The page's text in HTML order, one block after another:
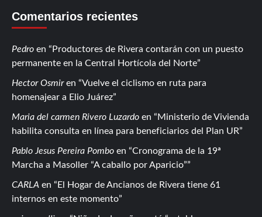
Comentarios recientes
Pedro en
Productores de Rivera contarán con un puesto
permanente en la Central Hortícola del Norte
Hector Osmiren
Vuelve el ciclismo en ruta para
homenajear a Elio Juárez
Maria del carmen Rivero Luzardo en
Ministerio de Vivienda
habilita consulta en línea para beneficiarios del Plan UR
Pablo Jesus Pereira Pombo en
Cronograma de la 19ª
Marcha a Masoller “A caballo por Aparicio”
CARLA en
El Hogar de Ancianos de Rivera tiene 61
internos en este momento